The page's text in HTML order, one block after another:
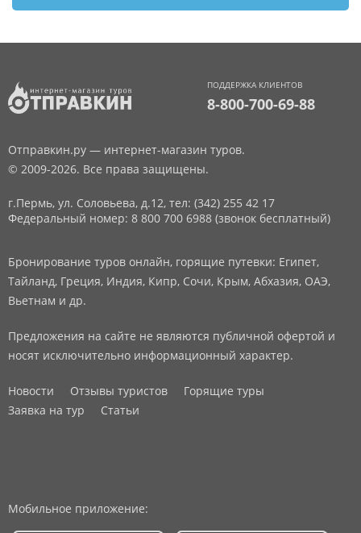
ПОДДЕРЖКА КЛИЕНТОВ
8-800-700-69-88
Отправкин.ру — интернет-магазин туров.
© 2009-2026. Все права защищены.
г.Пермь, ул. Соловьева, д.12, тел: (342) 255 42 17
Федеральный номер: 8 800 700 6988 (звонок бесплатный)
Бронирование туров онлайн, горящие путевки: Египет,
Тайланд, Греция, Индия, Кипр, Сочи, Крым, Абхазия, ОАЭ,
Вьетнам и др.
Предложения на сайте не являются публичной офертой и
носят исключительно информационный характер.
Новости Отзывы туристов
Горящие туры
Заявка на тур
Статьи
Мобильное приложение: